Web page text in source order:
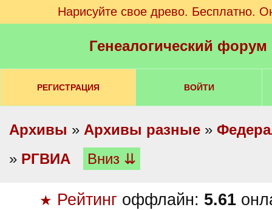
Нарисуйте свое древо. Бесплатно.
Генеалогический
РЕГИСТРАЦИЯ ВОЙТИ
Архивы » Архивы разные »
» РГВИА Вниз ⇊
★ Рейтинг оффлайн: 5.61